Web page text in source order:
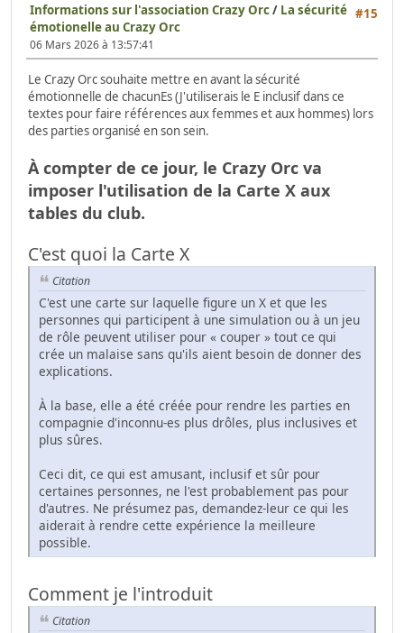
#15
Informations sur l'association Crazy Orc/ La sécurité
émotionelle au Crazy Orc
06 Mars 2026 à 13:57:41
Le Crazy Orc souhaite mettre en avant la sécurité
émotionnelle de chacunEs (J'utiliserais le E inclusif dans ce
textes pour faire références aux femmes et aux hommes) lors
des parties organisé en son sein.
À compter de ce jour, le Crazy Orc va
imposer l'utilisation de la Carte X aux
tables du club.
C'est quoi la Carte X
Citation
C'est une carte sur laquelle figure un X et que les
personnes qui participent à une simulation ou à un jeu
de rôle peuvent utiliser pour « couper » tout ce qui
crée un malaise sans qu'ils aient besoin de donner des
explications.
À la base, elle a été créée pour rendre les parties en
compagnie d'inconnu-es plus drôles, plus inclusives et
plus sûres.
Ceci dit, ce qui est amusant, inclusif et sûr pour
certaines personnes, ne l'est probablement pas pour
d'autres. Ne présumez pas, demandez-leur ce qui les
aiderait à rendre cette expérience la meilleure
possible.
Comment je l'introduit
Citation